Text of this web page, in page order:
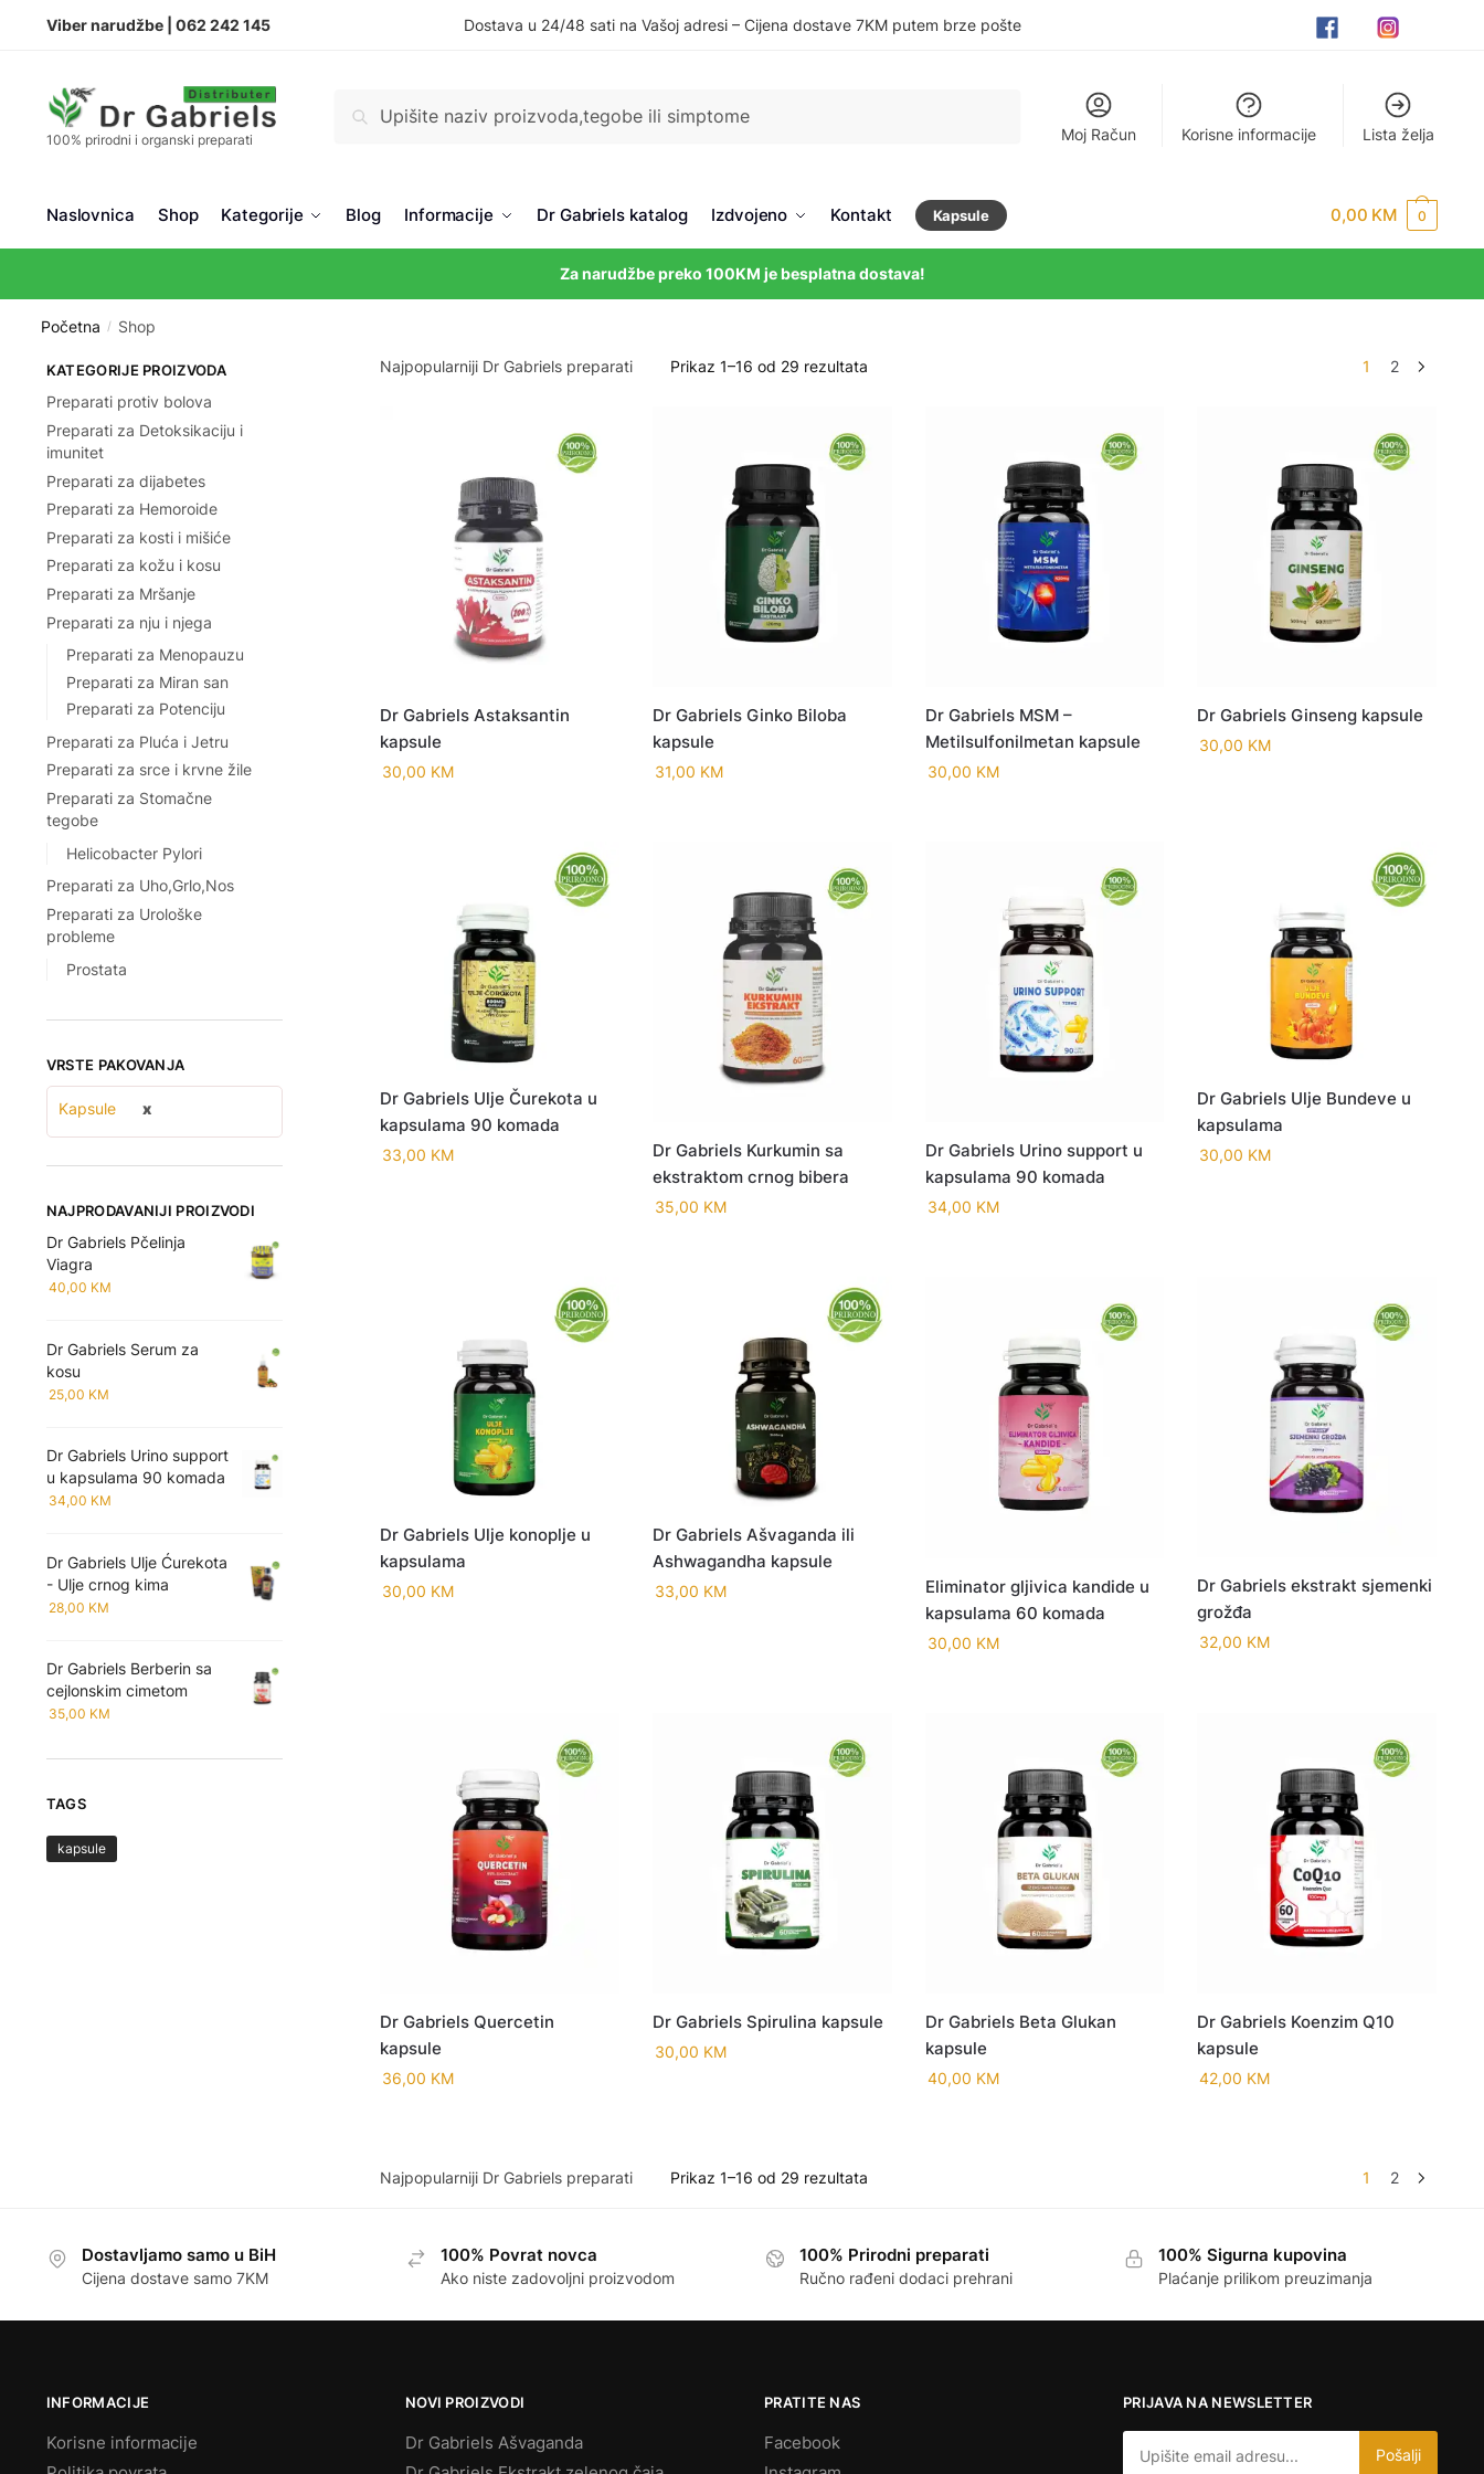
Viber narudžbe | 062 242 145 Dostava u 24/48 sati na Vašoj adresi – Cijena dostave 7KM putem brze pošte
100% prirodni i organski preparati
Pretraži
Moj Račun Korisne informacije Lista želja
Naslovnica Shop Kategorije Blog Informacije Dr Gabriels katalog Izdvojeno Kontakt Kapsule 0,00 KM 0
Za narudžbe preko 100KM je besplatna dostava!
Početna / Shop
Prikaz 1–16 od 29 rezultata 1 2
Dr Gabriels Astaksantin
kapsule
30,00 KM
Dr Gabriels Ginko Biloba
kapsule
31,00 KM
Dr Gabriels MSM –
Metilsulfonilmetan kapsule
30,00 KM
Dr Gabriels Ginseng kapsule
30,00 KM
Dr Gabriels Ulje Čurekota u
kapsulama 90 komada
33,00 KM
Dr Gabriels Kurkumin sa
ekstraktom crnog bibera
35,00 KM
Dr Gabriels Urino support u
kapsulama 90 komada
34,00 KM
Dr Gabriels Ulje Bundeve u
kapsulama
30,00 KM
Dr Gabriels Ulje konoplje u
kapsulama
30,00 KM
Dr Gabriels Ašvaganda ili
Ashwagandha kapsule
33,00 KM
Eliminator gljivica kandide u
kapsulama 60 komada
30,00 KM
Dr Gabriels ekstrakt sjemenki
grožđa
32,00 KM
Dr Gabriels Quercetin
kapsule
36,00 KM
Dr Gabriels Spirulina kapsule
30,00 KM
Dr Gabriels Beta Glukan
kapsule
40,00 KM
Dr Gabriels Koenzim Q10
kapsule
42,00 KM
Prikaz 1–16 od 29 rezultata 1 2
KATEGORIJE PROIZVODA
Preparati protiv bolova
Preparati za Detoksikaciju i
imunitet
Preparati za dijabetes
Preparati za Hemoroide
Preparati za kosti i mišiće
Preparati za kožu i kosu
Preparati za Mršanje
Preparati za nju i njega
Preparati za Menopauzu
Preparati za Miran san
Preparati za Potenciju
Preparati za Pluća i Jetru
Preparati za srce i krvne žile
Preparati za Stomačne
tegobe
Helicobacter Pylori
Preparati za Uho,Grlo,Nos
Preparati za Urološke
probleme
Prostata
VRSTE PAKOVANJA
Kapsule
NAJPRODAVANIJI PROIZVODI
Dr Gabriels Pčelinja
Viagra
40,00 KM
Dr Gabriels Serum za
kosu
25,00 KM
Dr Gabriels Urino support
u kapsulama 90 komada
34,00 KM
Dr Gabriels Ulje Ćurekota
- Ulje crnog kima
28,00 KM
Dr Gabriels Berberin sa
cejlonskim cimetom
35,00 KM
TAGS
kapsule
Dostavljamo samo u BiH
Cijena dostave samo 7KM
100% Povrat novca
Ako niste zadovoljni proizvodom
100% Prirodni preparati
Ručno rađeni dodaci prehrani
100% Sigurna kupovina
Plaćanje prilikom preuzimanja
INFORMACIJE
Korisne informacije
NOVI PROIZVODI
Dr Gabriels Ašvaganda
PRATITE NAS
Facebook
PRIJAVA NA NEWSLETTER